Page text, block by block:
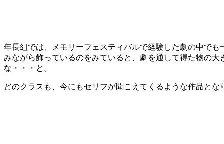
年長組では、メモリーフェスティバルで経験した劇の中で
みながら飾っているのをみていると、劇を通して得た物の
な・・・と。
どのクラスも、今にもセリフが聞こえてくるような作品とな